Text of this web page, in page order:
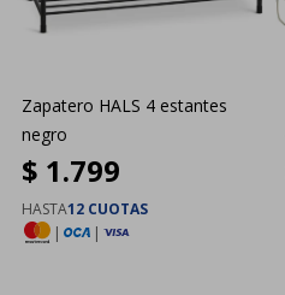
Zapatero HALS 4 estantes
negro
$ 1.799
HASTA12 CUOTAS
|
|